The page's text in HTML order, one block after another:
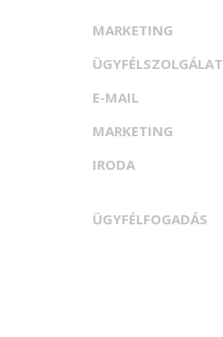
MARKETING
ÜGYFÉLSZOLGÁLAT
E-MAIL
MARKETING
IRODA
ÜGYFÉLFOGADÁS